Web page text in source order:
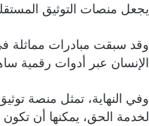
يجعل منصات التوثيق
وقد سبقت مبادرات مماثلة
الإنسان عبر أدوات رقمية
وفي النهاية، تمثل منصة
لخدمة الحق، يمكنها أن